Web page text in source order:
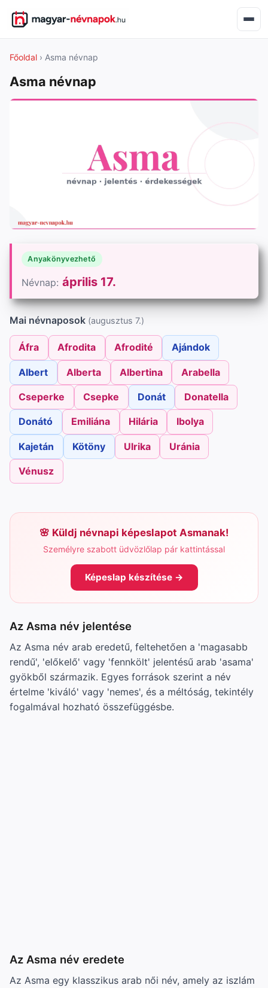
Főoldal › Asma névnap
Asma névnap
Anyakönyvezhető
Névnap: április 17.
Mai névnaposok (augusztus 7.)
Áfra Afrodita Afrodité Ajándok
Albert Alberta Albertina Arabella
Cseperke Csepke Donát Donatella
Donátó Emiliána Hilária Ibolya
Kajetán Kötöny Ulrika Uránia
Vénusz
Küldj névnapi képeslapot Asmanak!
Személyre szabott üdvözlőlap pár kattintással
Képeslap készítése →
Az Asma név jelentése
Az Asma név arab eredetű, feltehetően a 'magasabb
rendű', 'előkelő' vagy 'fennkölt' jelentésű arab 'asama'
gyökből származik. Egyes források szerint a név
értelme 'kiváló' vagy 'nemes', és a méltóság, tekintély
fogalmával hozható összefüggésbe.
Az Asma név eredete
Az Asma egy klasszikus arab női név, amely az iszlám